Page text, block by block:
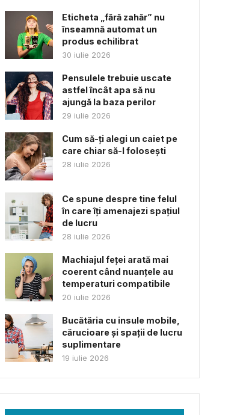
Eticheta „fără zahăr” nu
înseamnă automat un
produs echilibrat
30 iulie 2026
Pensulele trebuie uscate
astfel încât apa să nu
ajungă la baza perilor
29 iulie 2026
Cum să-ți alegi un caiet pe
care chiar să-l folosești
28 iulie 2026
Ce spune despre tine felul
în care îți amenajezi spațiul
de lucru
28 iulie 2026
Machiajul feței arată mai
coerent când nuanțele au
temperaturi compatibile
20 iulie 2026
Bucătăria cu insule mobile,
cărucioare și spații de lucru
suplimentare
19 iulie 2026